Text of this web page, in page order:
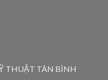
THUẬT TÂN BÌNH